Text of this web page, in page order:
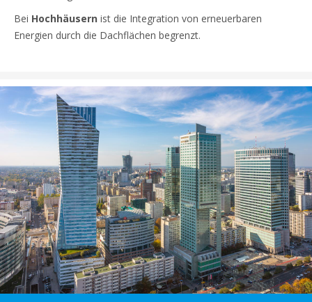
Bei Hochhäusern ist die Integration von erneuerbaren
Energien durch die Dachflächen begrenzt.